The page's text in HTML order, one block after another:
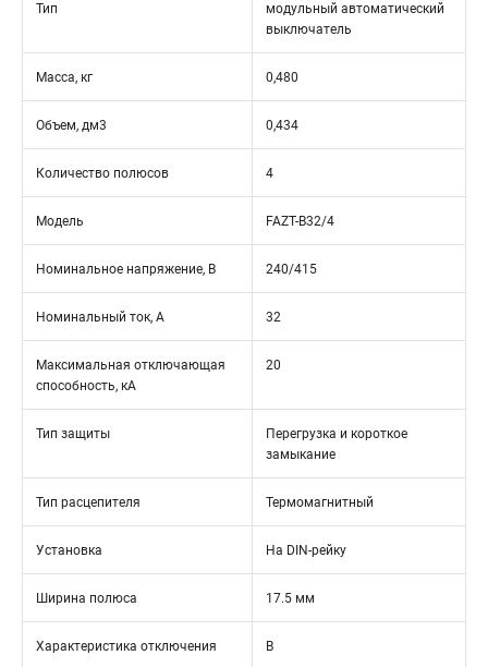
Тип
модульный автоматический
выключатель
Масса, кг 0,480
Объем, дм3 0,434
Количество полюсов 4
Модель FAZT-B32/4
Номинальное напряжение, В 240/415
Номинальный ток, А 32
Максимальная отключающая
способность, кА
20
Тип защиты
Перегрузка и короткое
замыкание
Тип расцепителя Термомагнитный
Установка На DIN-рейку
Ширина полюса 17.5 мм
Характеристика отключения B